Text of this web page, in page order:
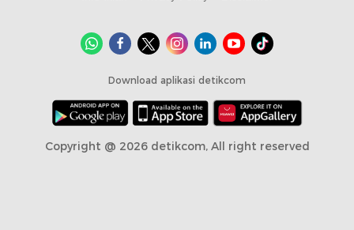
Imbas Kebakaran Gedung Bapenda
Kebakaran di Gedung Bapenda DKI Padam, Lalin